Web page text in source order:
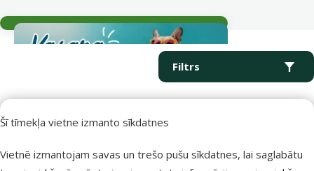
Šī tīmekļa vietne izmanto sīkdatnes
Vietnē izmantojam savas un trešo pušu sīkdatnes, lai saglabātu
Filtrs
Produkti nav atrasti